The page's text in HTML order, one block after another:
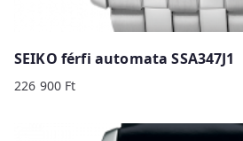
SEIKO férfi automata SSA347J1
226 900 Ft